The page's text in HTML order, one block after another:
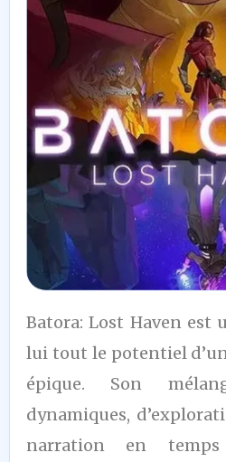
7
/10
Batora: Lost Haven est
lui tout le potentiel
épique. Son
dynamiques,
narration en